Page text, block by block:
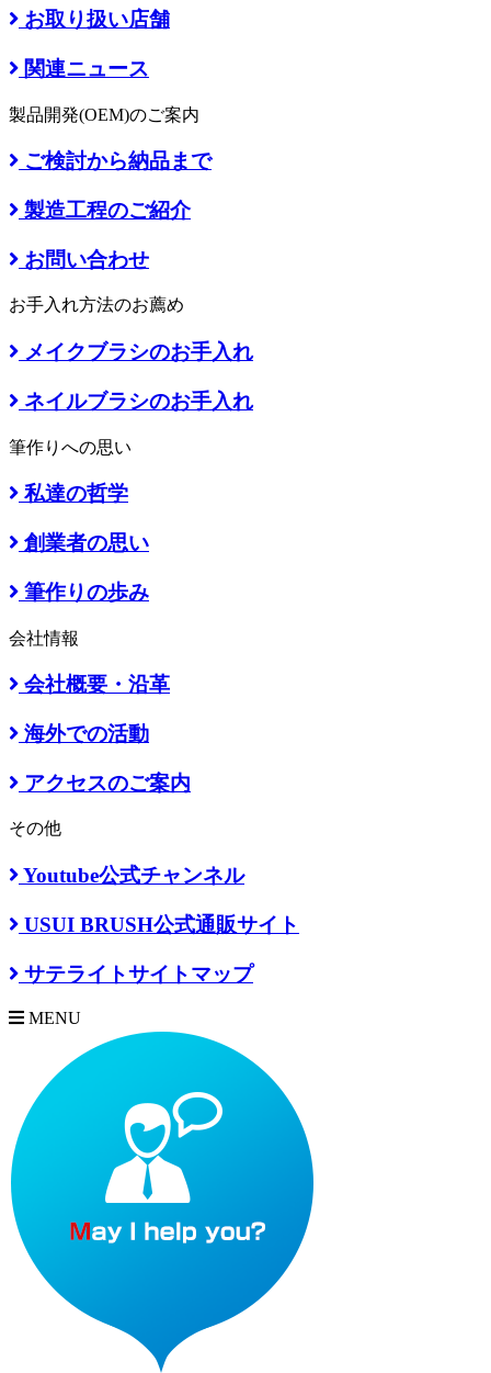
お取り扱い店舗
関連ニュース
製品開発(OEM)のご案内
ご検討から納品まで
製造工程のご紹介
お問い合わせ
お手入れ方法のお薦め
メイクブラシのお手入れ
ネイルブラシのお手入れ
筆作りへの思い
私達の哲学
創業者の思い
筆作りの歩み
会社情報
会社概要・沿革
海外での活動
アクセスのご案内
その他
Youtube公式チャンネル
USUI BRUSH公式通販サイト
サテライトサイトマップ
MENU